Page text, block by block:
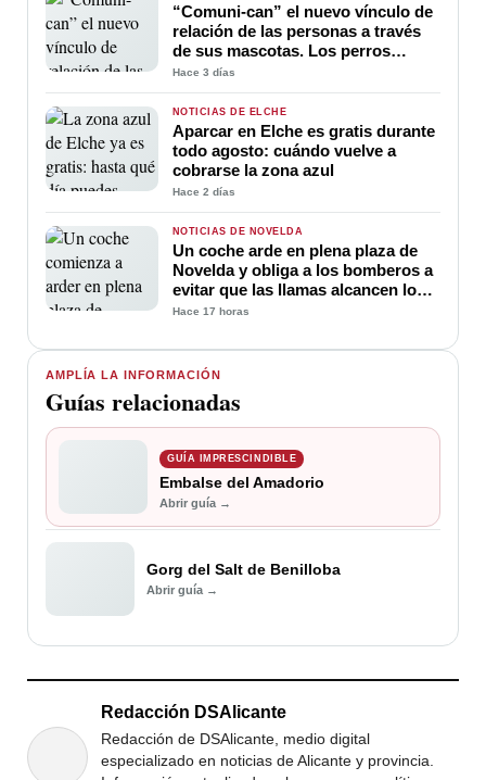
AMPLÍA LA INFORMACIÓN
Guías relacionadas
GUÍA IMPRESCINDIBLE
Embalse del Amadorio
Abrir guía →
Gorg del Salt de Benilloba
Abrir guía →
“Comuni-can” el nuevo vínculo de
relación de las personas a través
de sus mascotas. Los perros
ayudan a la comunicación entre
sus amos
Hace 3 días
NOTICIAS DE ELCHE
Aparcar en Elche es gratis durante
todo agosto: cuándo vuelve a
cobrarse la zona azul
Hace 2 días
NOTICIAS DE NOVELDA
Un coche arde en plena plaza de
Novelda y obliga a los bomberos a
evitar que las llamas alcancen los
edificios
Hace 17 horas
Redacción DSAlicante
Redacción de DSAlicante, medio digital
especializado en noticias de Alicante y provincia.